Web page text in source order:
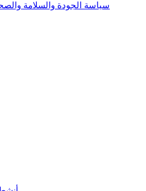
سياسة الجودة والسلامة